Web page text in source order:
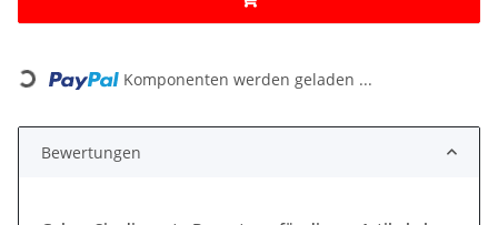
Loading... Komponenten werden geladen ...
Bewertungen